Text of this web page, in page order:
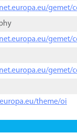
gemet/
gemet/
gemet/
theme/oi